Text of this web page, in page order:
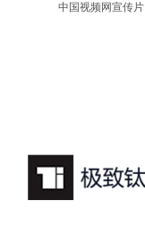
中国视频网宣传片